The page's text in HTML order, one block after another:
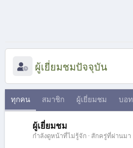
ผู้เยี่ยมชมปัจจุบัน
ทุกคน สมาชิก ผู้เยี่ยมชม บอท
ผู้เยี่ยมชม
กำลังดูหน้าที่ไม่รู้จัก สักครู่ที่ผ่านมา